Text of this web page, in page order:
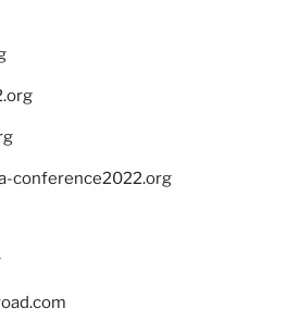
conference2022.org